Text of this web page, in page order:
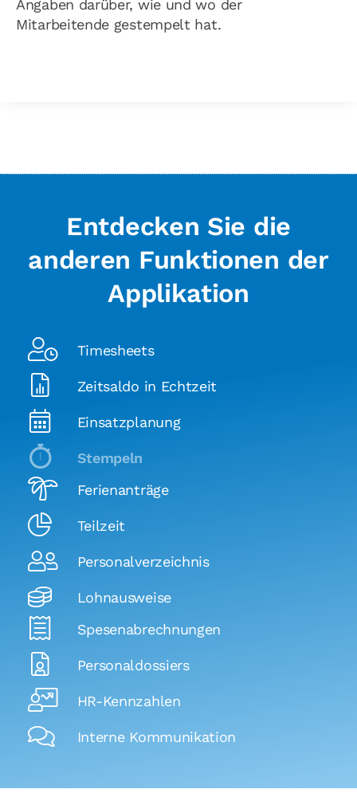
Angaben darüber, wie und wo der
Mitarbeitende gestempelt hat.
Entdecken Sie die
anderen Funktionen der
Applikation​
Timesheets
Zeitsaldo in Echtzeit
Einsatzplanung
Stempeln
Ferienanträge
Teilzeit
Personalverzeichnis
Lohnausweise
Spesenabrechnungen
Personaldossiers
HR-Kennzahlen
Interne Kommunikation